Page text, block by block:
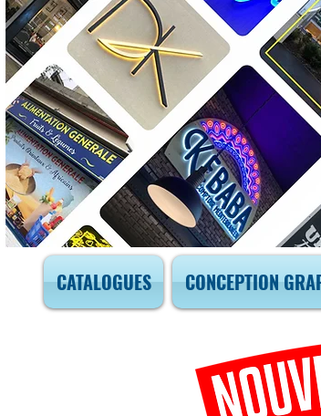
CATALOGUES CONCEPTION